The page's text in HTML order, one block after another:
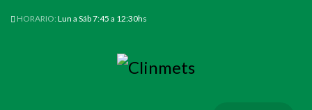
HORARIO: Lun a Sáb 7:45 a 12:30hs